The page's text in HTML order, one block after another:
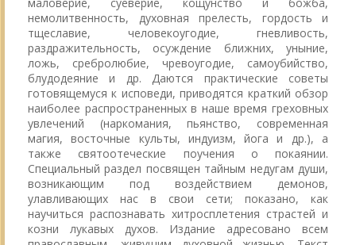
немолитвенность, духовная прелесть, гордость и
тщеславие, человекоугодие, гневливость,
раздражительность, осуждение ближних, уныние,
ложь, сребролюбие, чревоугодие, самоубийство,
блудодеяние и др. Даются практические советы
готовящемуся к исповеди, приводятся краткий обзор
наиболее распространенных в наше время греховных
увлечений (наркомания, пьянство, современная
магия, восточные культы, индуизм, йога и др.), а
также святоотеческие поучения о покаянии.
Специальный раздел посвящен тайным недугам души,
возникающим под воздействием демонов,
улавливающих нас в свои сети; показано, как
научиться распознавать хитросплетения страстей и
козни лукавых духов. Издание адресовано всем